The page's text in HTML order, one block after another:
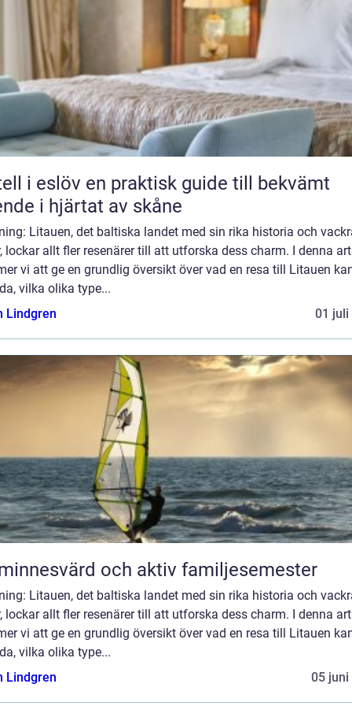
en praktisk guide till bekvämt
i hjärtat av skåne
Litauen, det baltiska landet med sin rika historia och
lockar allt fler resenärer till att utforska dess charm. I denna
vi att ge en grundlig översikt över vad en resa till Litauen
vilka olika type...
Lindgren
01 juli
och aktiv familjesemester
Litauen, det baltiska landet med sin rika historia och
lockar allt fler resenärer till att utforska dess charm. I denna
vi att ge en grundlig översikt över vad en resa till Litauen
vilka olika type...
Lindgren
05 juni